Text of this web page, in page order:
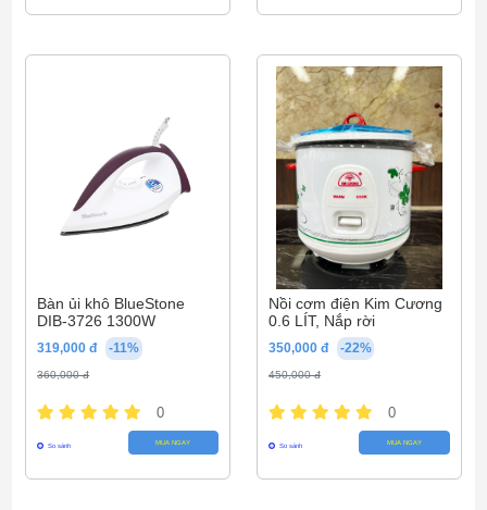
Bàn ủi khô BlueStone
DIB-3726 1300W
319,000 đ -11%
360,000 đ
0
So sánh MUA NGAY
Nồi cơm điện Kim Cương
0.6 LÍT, Nắp rời
350,000 đ -22%
450,000 đ
0
So sánh MUA NGAY